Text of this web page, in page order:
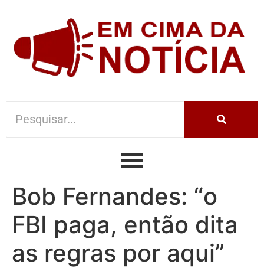
Bob Fernandes: “o
FBI paga, então dita
as regras por aqui”